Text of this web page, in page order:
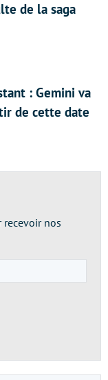
de la saga
: Gemini va
de cette date
nos